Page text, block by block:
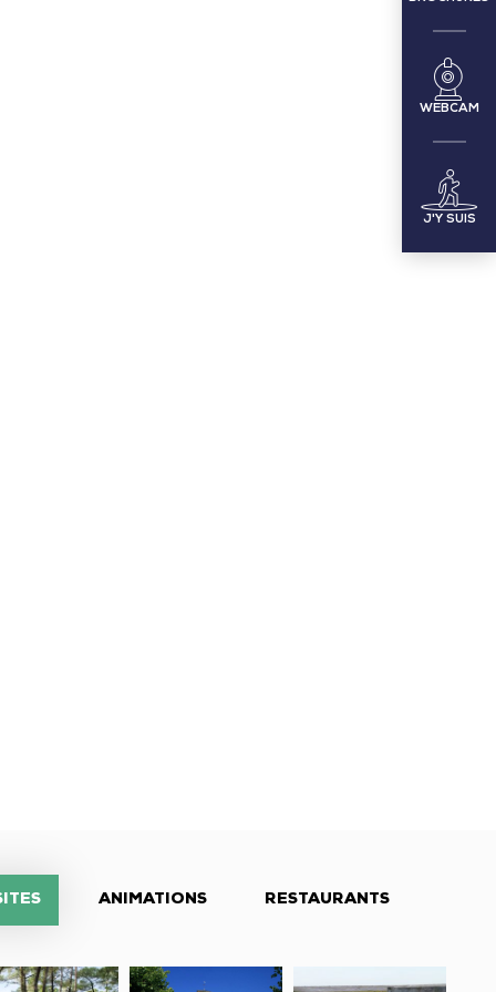
WEBCAM
J'Y SUIS
ANIMATIONS RESTAURANTS
Église
Observatoire